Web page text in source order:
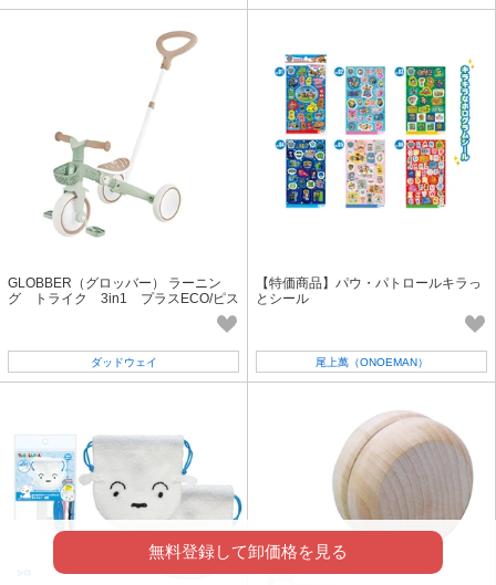
GLOBBER（グロッバー） ラーニン
グ トライク 3in1 プラスECO/ピス
ダッドウェイ
【特価商品】パウ・パトロールキラっ
とシール
尾上萬（ONOEMAN）
無料登録して卸価格を見る